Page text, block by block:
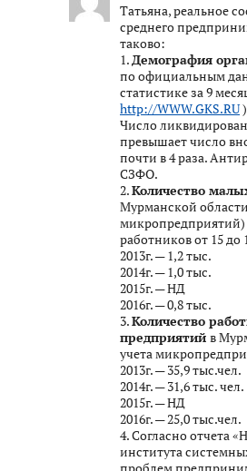
Татьяна, реальное
среднего
таково:
1. Демография
по официальным
статистике за 9
http://WWW.GKS.RU)
Число
превышает число
почти в 4 раза.
СЗФО.
2.Количество
Мурманской области
работников от 15 до
2013г. — 1,2 тыс.
2014г. — 1,0 тыс.
2015г. — НД
2016г. — 0,8 тыс.
3.Количество
предприятий в
учета
2013г. — 35,9 тыс.чел.
2014г. — 31,6 тыс. чел.
2015г. — НД
2016г. — 25,0 тыс.чел.
4. Согласно отчета
института